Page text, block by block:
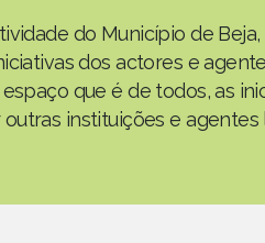
do Município de
dos actores e
que é de todos, as
instituições e agentes